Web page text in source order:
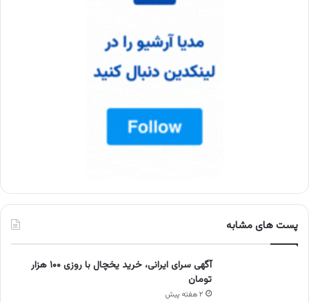
پست های مشابه
آگهی سرای ایرانی، خرید یخچال با روزی ۱۰۰ هزار
تومان
۲ هفته پیش